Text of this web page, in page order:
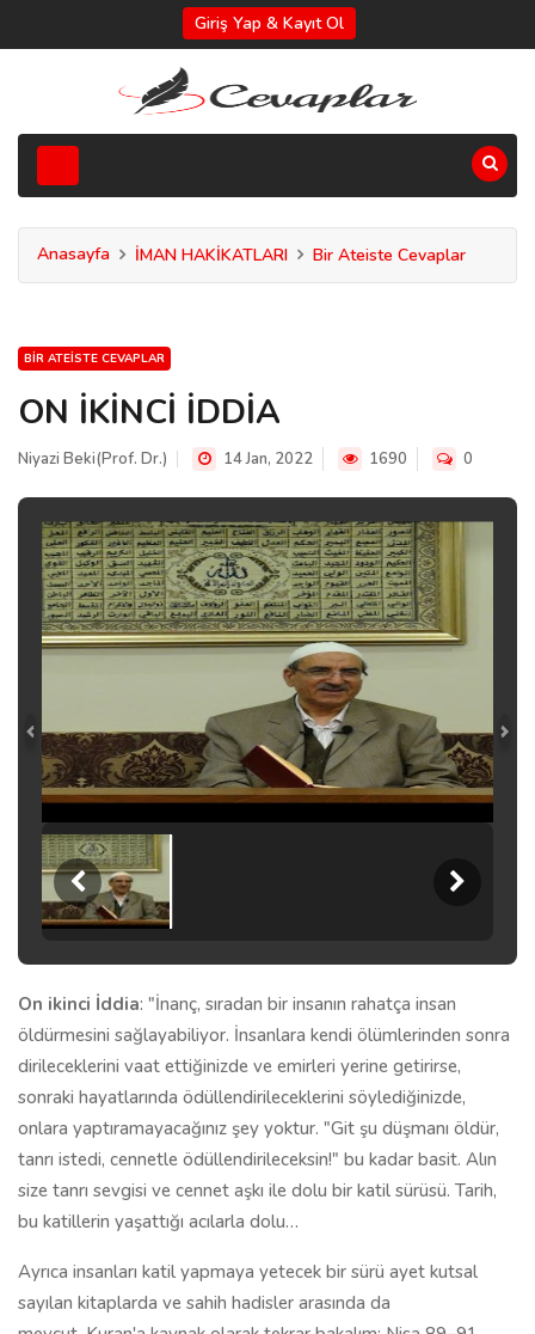
Giriş Yap & Kayıt Ol
Anasayfa İMAN HAKİKATLARI Bir Ateiste Cevaplar
BIR ATEISTE CEVAPLAR
ON İKİNCİ İDDİA
Niyazi Beki(Prof. Dr.) 14 Jan, 2022 1690 0
On ikinci İddia: "İnanç, sıradan bir insanın rahatça insan
öldürmesini sağlayabiliyor. İnsanlara kendi ölümlerinden sonra
dirileceklerini vaat ettiğinizde ve emirleri yerine getirirse,
sonraki hayatlarında ödüllendirileceklerini söylediğinizde,
onlara yaptıramayacağınız şey yoktur. "Git şu düşmanı öldür,
tanrı istedi, cennetle ödüllendirileceksin!" bu kadar basit. Alın
size tanrı sevgisi ve cennet aşkı ile dolu bir katil sürüsü. Tarih,
bu katillerin yaşattığı acılarla dolu…
Ayrıca insanları katil yapmaya yetecek bir sürü ayet kutsal
sayılan kitaplarda ve sahih hadisler arasında da